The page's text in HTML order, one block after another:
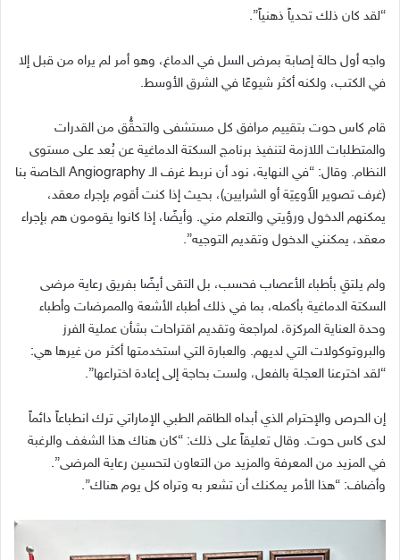
“لقد كان ذلك تحدياً ذهنياً”.
واجه أول حالة إصابة بمرض السل في الدماغ، وهو أمر لم يراه من قبل إلا
في الكتب، ولكنه أكثر شيوعًا في الشرق الأوسط.
قام كاس حوت بتقييم مرافق كل مستشفى والتحقُّق من القدرات
والمتطلبات اللازمة لتنفيذ برنامج السكتة الدماغية عن بُعد على مستوى
النظام. وقال: “في النهاية، نود أن نربط غرف الـAngiography
الخاصة بنا
(غرف تصوير الأَوعِيَة أو الشرايين)، بحيث إذا كنت أقوم بإجراء معقد،
يمكنهم الدخول ورؤيتي والتعلم مني. وأيضًا، إذا كانوا يقومون هم بإجراء
معقد، يمكنني الدخول وتقديم التوجيه”.
ولم يلتقِ بأطباء الأعصاب فحسب، بل التقى أيضًا بفريق رعاية مرضى
السكتة الدماغية بأكمله، بما في ذلك أطباء الأشعة والممرضات وأطباء
وحدة العناية المركزة، لمراجعة وتقديم اقتراحات بشأن عملية الفرز
والبروتوكولات التي لديهم. والعبارة التي استخدمتها أكثر من غيرها هي:
“لقد اخترعنا العجلة بالفعل، ولست بحاجة إلى إعادة اختراعها”.
إن الحرص والإحترام الذي أبداه الطاقم الطبي الإماراتي ترك انطباعاً دائماً
لدى كاس حوت. وقال تعليقاً على ذلك: “كان هناك هذا الشغف والرغبة
في المزيد من المعرفة والمزيد من التعاون لتحسين رعاية المرضى”.
وأضاف: “هذا الأمر يمكنك أن تشعر به وتراه كل يوم هناك”.